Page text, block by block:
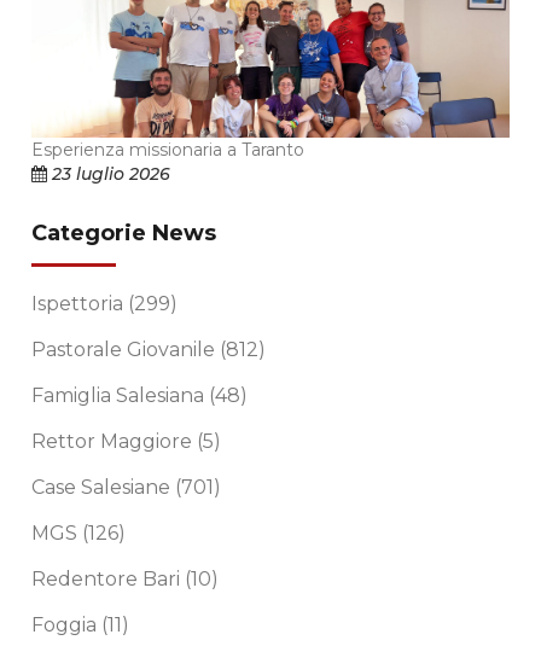
Esperienza missionaria a Taranto
23 luglio 2026
Categorie News
Ispettoria (299)
Pastorale Giovanile (812)
Famiglia Salesiana (48)
Rettor Maggiore (5)
Case Salesiane (701)
MGS (126)
Redentore Bari (10)
Foggia (11)